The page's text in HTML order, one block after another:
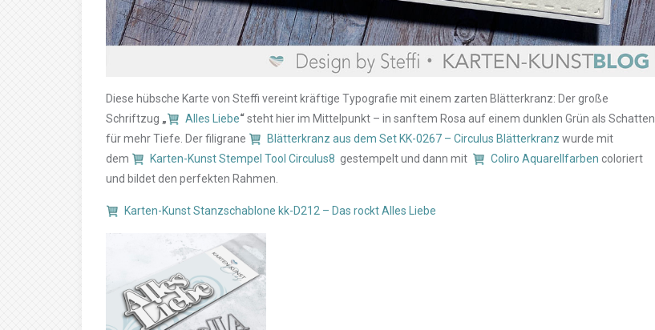
Diese hübsche Karte von Steffi vereint kräftige Typografie mit einem zarten Blätterkranz: Der große
Schriftzug „ Alles Liebe“steht hier im Mittelpunkt – in sanftem Rosa auf einem dunklen Grün als Schatten
für mehr Tiefe. Der filigrane
Blätterkranz aus dem Set KK-0267 – Circulus Blätterkranz wurde mit
dem
Karten-Kunst Stempel Tool Circulus8 gestempelt und dann mit Coliro Aquarellfarben coloriert
und bildet den perfekten Rahmen.
Karten-Kunst Stanzschablone kk-D212 – Das rockt Alles Liebe